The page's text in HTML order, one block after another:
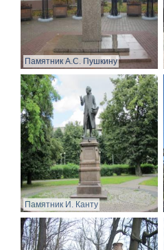
Памятник А.С. Пушкину
Памятник И. Канту